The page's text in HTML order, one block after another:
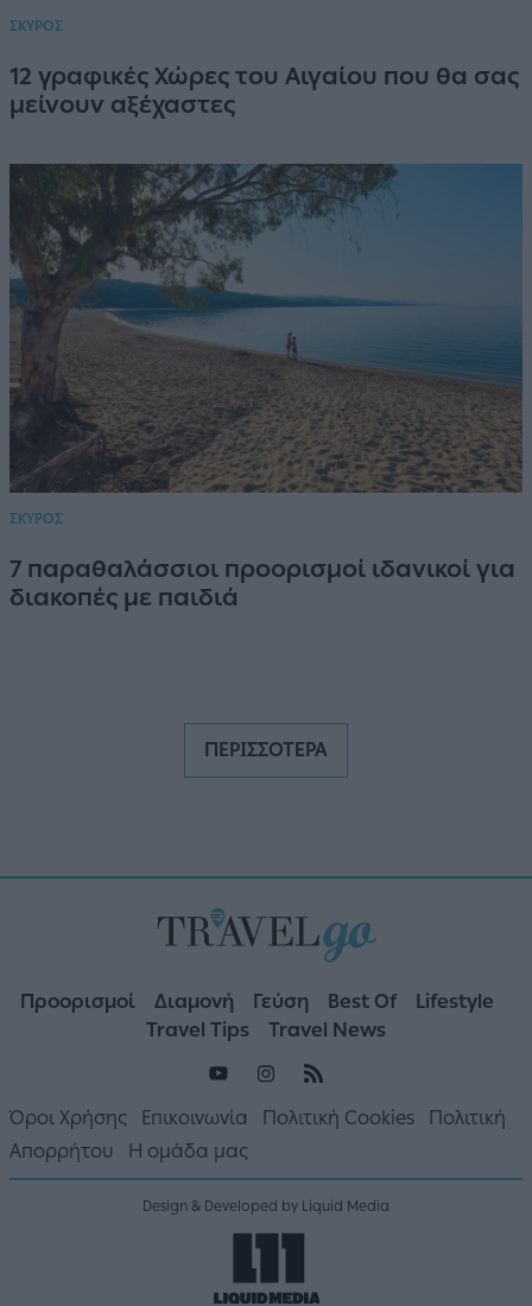
ΣΚΥΡΟΣ
12 γραφικές Χώρες του Αιγαίου που θα σας
μείνουν αξέχαστες
ΣΚΥΡΟΣ
7 παραθαλάσσιοι προορισμοί ιδανικοί για
διακοπές με παιδιά
ΠΕΡΙΣΣΟΤΕΡΑ
Προορισμοί Διαμονή Γεύση Best Of
Lifestyle
Travel Tips
Travel News
Όροι Χρήσης Επικοινωνία Πολιτική Cookies
Πολιτική
Απορρήτου
Η ομάδα μας
Design & Developed by Liquid Media